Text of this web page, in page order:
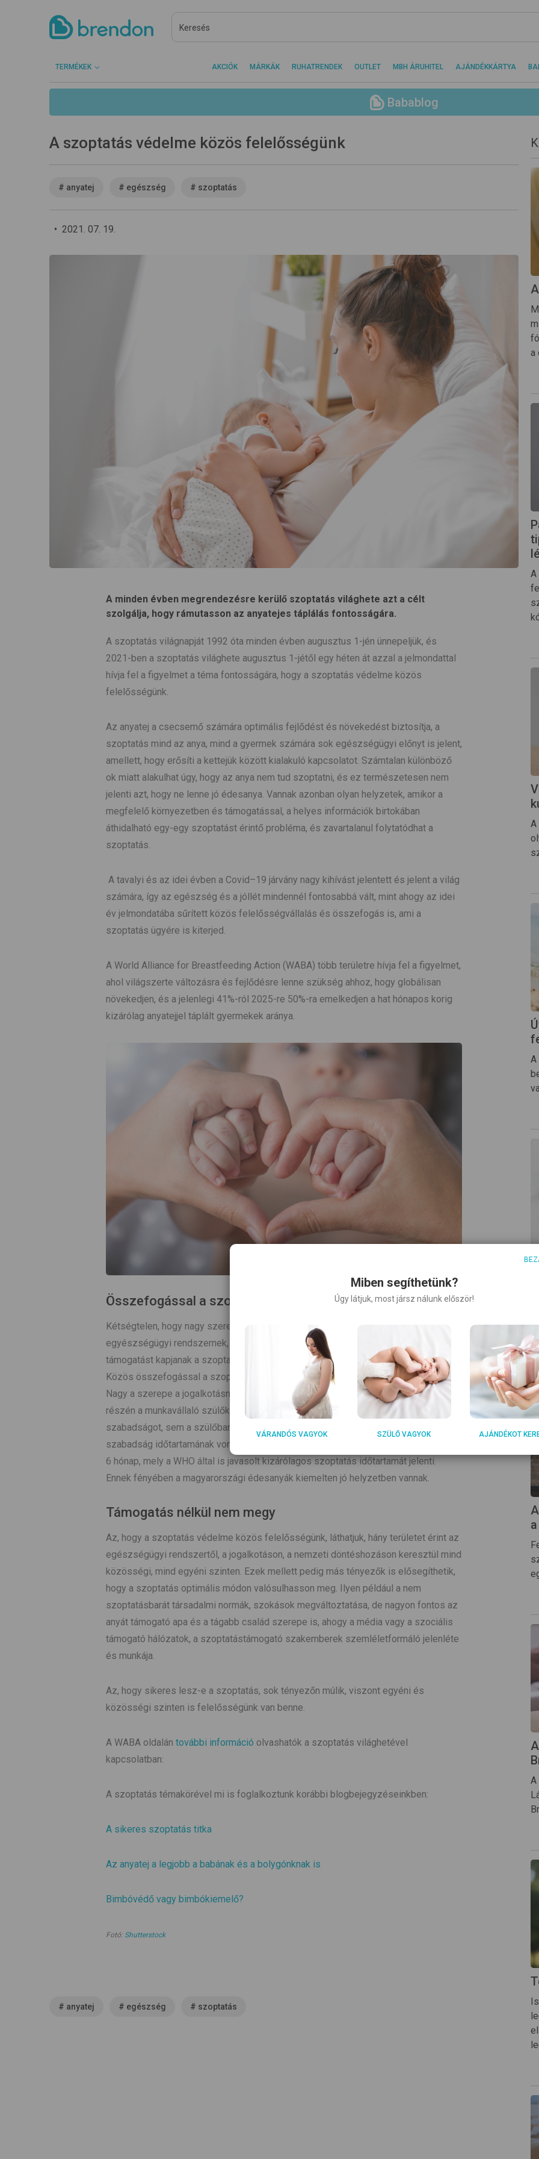
TERMÉKEK AKCIÓK MÁRKÁK RUHATRENDEK OUTLET MBH ÁRUHITEL AJÁNDÉKKÁRTYA
Babablog
A szoptatás védelme közös felelősségünk
# anyatej # egészség # szoptatás
• 2021. 07. 19.
A minden évben megrendezésre kerülő szoptatás világhete azt a célt
szolgálja, hogy rámutasson az anyatejes táplálás fontosságára.
A szoptatás világnapját 1992 óta minden évben augusztus 1-jén ünnepeljük, és
2021-ben a szoptatás világhete augusztus 1-jétől egy héten át azzal a jelmondattal
hívja fel a figyelmet a téma fontosságára, hogy a szoptatás védelme közös
felelősségünk.
Az anyatej a csecsemő számára optimális fejlődést és növekedést biztosítja, a
szoptatás mind az anya, mind a gyermek számára sok egészségügyi előnyt is jelent,
amellett, hogy erősíti a kettejük között kialakuló kapcsolatot. Számtalan különböző
ok miatt alakulhat úgy, hogy az anya nem tud szoptatni, és ez természetesen nem
jelenti azt, hogy ne lenne jó édesanya. Vannak azonban olyan helyzetek, amikor a
megfelelő környezetben és támogatással, a helyes információk birtokában
áthidalható egy-egy szoptatást érintő probléma, és zavartalanul folytatódhat a
szoptatás.
A tavalyi és az idei évben a Covid–19 járvány nagy kihívást jelentett és jelent a világ
számára, így az egészség és a jóllét mindennél fontosabbá vált, mint ahogy az idei
év jelmondatába sűrített közös felelősségvállalás és összefogás is, ami a
szoptatás ügyére is kiterjed.
A World Alliance for Breastfeeding Action (WABA) több területre hívja fel a figyelmet,
ahol világszerte változásra és fejlődésre lenne szükség ahhoz, hogy globálisan
növekedjen, és a jelenlegi 41%-ról 2025-re 50%-ra emelkedjen a hat hónapos korig
kizárólag anyatejjel táplált gyermekek aránya.
Összefogással a szoptatásért
Kétségtelen, hogy nagy szerepe van a szoptatás sikerességében az
egyészségügyi rendszernek, hogy a családok megfelelő információkat és állandó
támogatást kapjanak a szoptatással kapcsolatban az egészségügyi ellátás során.
Közös összefogással a szoptatásbarát környezet kialakítása kiemelten fontos.
Nagy a szerepe a jogalkotásnak és a munkahelyi környezetnek is. A világ számos
részén a munkavállaló szülők nem kapnak megfelelő támogatást sem a szülési
szabadságot, sem a szülőbarát munkahelyek megteremtését illetően. A szülési
szabadság időtartamának vonatkozásában csak néhány országban áll rendelkezésre
6 hónap, mely a WHO által is javasolt kizárólagos szoptatás időtartamát jelenti.
Ennek fényében a magyarországi édesanyák kiemelten jó helyzetben vannak.
Támogatás nélkül nem megy
Az, hogy a szoptatás védelme közös felelősségünk, láthatjuk, hány területet érint az
egészségügyi rendszertől, a jogalkotáson, a nemzeti döntéshozáson keresztül mind
közösségi, mind egyéni szinten. Ezek mellett pedig más tényezők is elősegíthetik,
hogy a szoptatás optimális módon valósulhasson meg. Ilyen például a nem
szoptatásbarát társadalmi normák, szokások megváltoztatása, de nagyon fontos az
anyát támogató apa és a tágabb család szerepe is, ahogy a média vagy a szociális
támogató hálózatok, a szoptatástámogató szakemberek szemléletformáló jelenléte
és munkája.
Az, hogy sikeres lesz-e a szoptatás, sok tényezőn múlik, viszont egyéni és
közösségi szinten is felelősségünk van benne.
A WABA oldalán további információ olvashatók a szoptatás világhetével
kapcsolatban:
A szoptatás témakörével mi is foglalkoztunk korábbi blogbejegyzéseinkben:
A sikeres szoptatás titka
Az anyatej a legjobb a babának és a bolygónknak is
Bimbóvédő vagy bimbókiemelő?
Fotó: Shutterstock
# anyatej # egészség # szoptatás
a
A
A
A
A
Miben segíthetünk?
Úgy látjuk, most jársz nálunk először!
VÁRANDÓS VAGYOK SZÜLŐ VAGYOK AJÁNDÉKOT